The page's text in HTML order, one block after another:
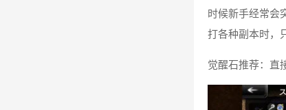
时候新手经常会
打各种副本时，
觉醒石推荐：直